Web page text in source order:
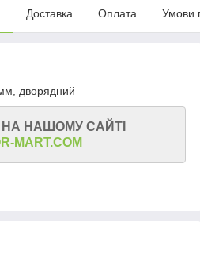
Доставка Оплата Умови
дворядний
НА НАШОМУ САЙТІ
MART.COM